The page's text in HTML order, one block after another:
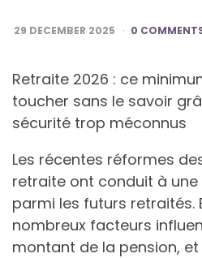
29 DECEMBER 2025 0
Retraite 2026 : ce
toucher sans le savoir
sécurité trop méconnus
Les récentes réformes
retraite ont conduit à
parmi les futurs retraités.
nombreux facteurs
montant de la pension,